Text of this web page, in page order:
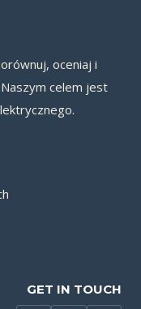
oceniaj i
celem jest
GET IN TOUCH